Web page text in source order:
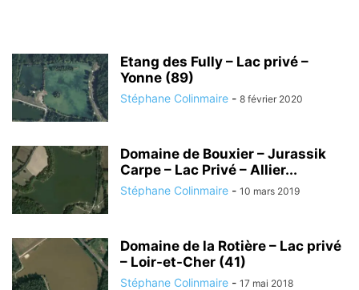
Etang des Fully – Lac privé –
Yonne (89)
Stéphane Colinmaire - 8 février 2020
Domaine de Bouxier – Jurassik
Carpe – Lac Privé – Allier...
Stéphane Colinmaire - 10 mars 2019
Domaine de la Rotière – Lac privé
– Loir-et-Cher (41)
Stéphane Colinmaire - 17 mai 2018